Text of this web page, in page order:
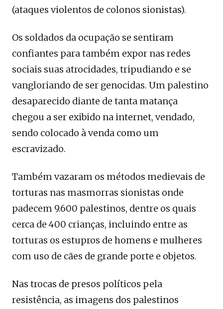
(ataques violentos de colonos sionistas).
Os soldados da ocupação se sentiram
confiantes para também expor nas redes
sociais suas atrocidades, tripudiando e se
vangloriando de ser genocidas. Um palestino
desaparecido diante de tanta matança
chegou a ser exibido na internet, vendado,
sendo colocado à venda como um
escravizado.
Também vazaram os métodos medievais de
torturas nas masmorras sionistas onde
padecem 9.600 palestinos, dentre os quais
cerca de 400 crianças, incluindo entre as
torturas os estupros de homens e mulheres
com uso de cães de grande porte e objetos.
Nas trocas de presos políticos pela
resistência, as imagens dos palestinos